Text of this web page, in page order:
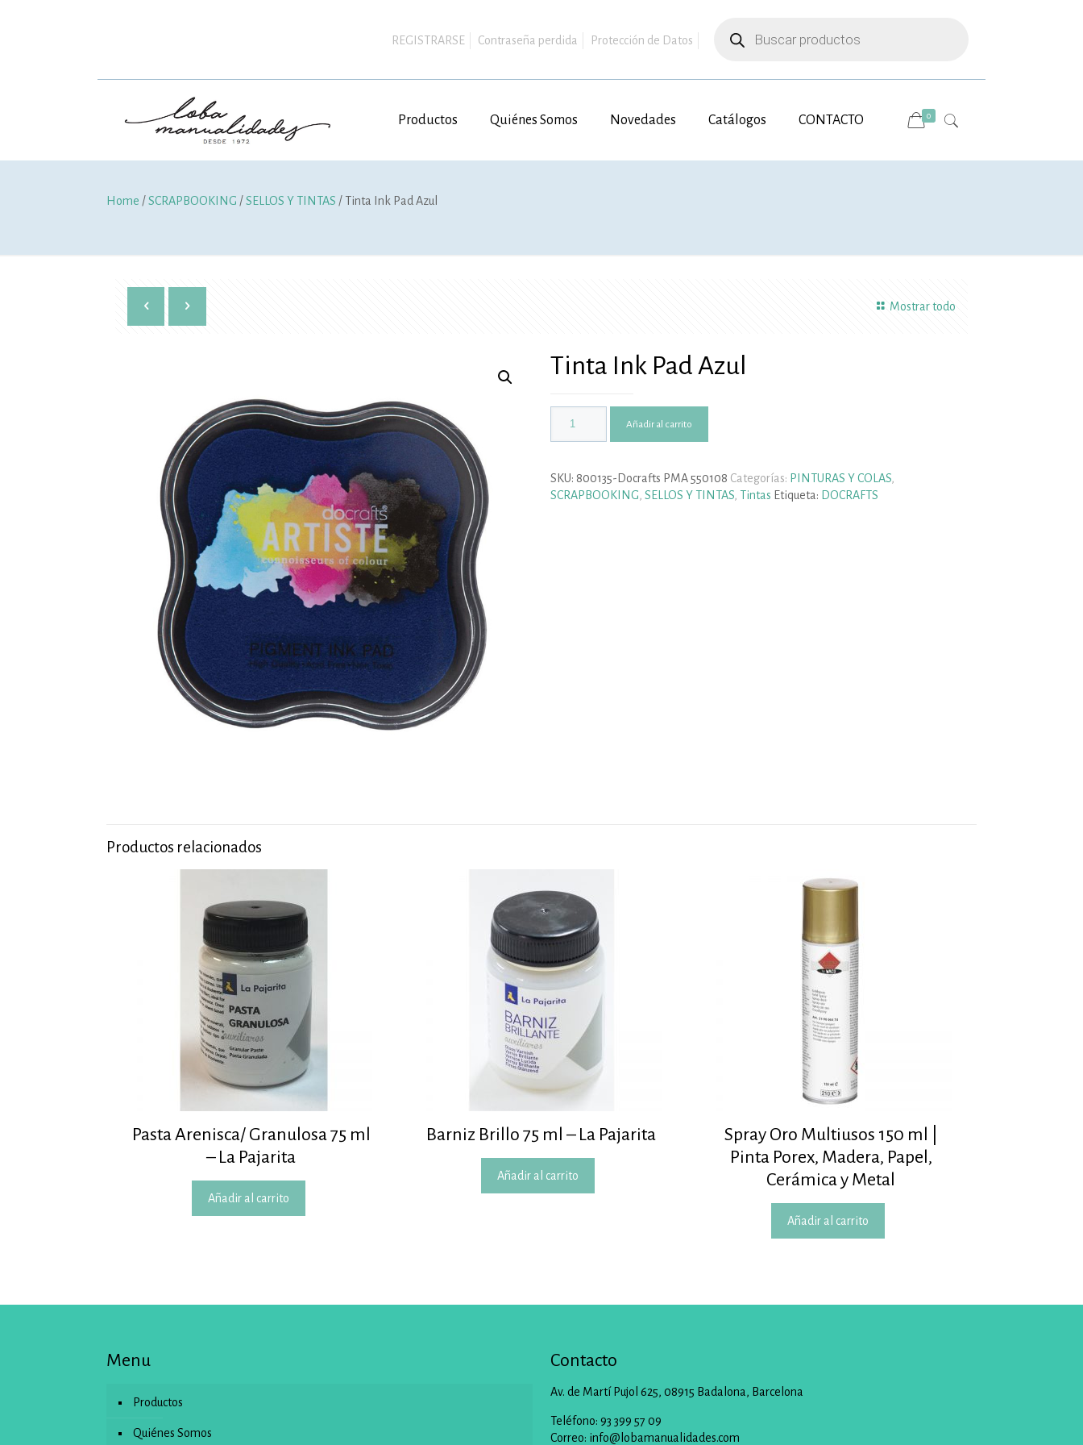
REGISTRARSE Contraseña perdida Protección de Datos
productos
Productos Quiénes Somos Novedades Catálogos CONTACTO 0
Home /SCRAPBOOKING /SELLOS Y TINTAS / Tinta Ink Pad Azul
Mostrar todo
Tinta Ink Pad Azul
Añadir al carrito
SKU: 800135-Docrafts PMA 550108 Categorías: PINTURAS Y COLAS,
SCRAPBOOKING SELLOS Y TINTAS, Tintas Etiqueta: DOCRAFTS
Productos relacionados
Pasta Arenisca/ Granulosa 75 ml
– La Pajarita
Añadir al carrito
Barniz Brillo 75 ml – La Pajarita
Añadir al carrito
Spray Oro Multiusos 150 ml |
Pinta Porex, Madera, Papel,
Cerámica y Metal
Añadir al carrito
Menu
Productos
Quiénes Somos
Contacto
Av. de Martí Pujol 625, 08915 Badalona, Barcelona
Teléfono: 93 399 57 09
Correo: info@lobamanualidades.com